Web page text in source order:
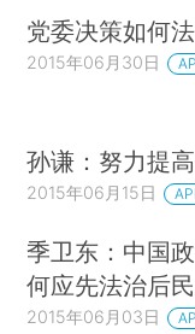
党委决策如何
2015年06月30日
孙谦：努力提
2015年06月15日
季卫东：中国
何应先法治后
2015年06月03日